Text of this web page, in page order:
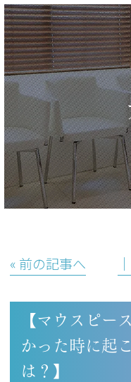
« 前の記事へ
【マウスピー
かった時に起
は？】